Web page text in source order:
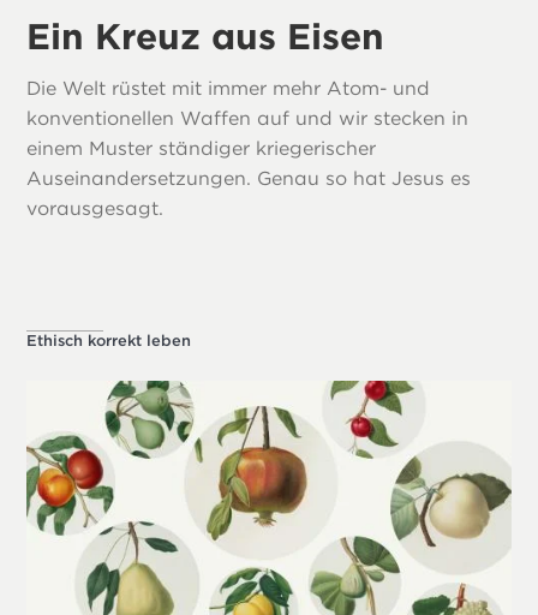
Ein Kreuz aus Eisen
Die Welt rüstet mit immer mehr Atom- und
konventionellen Waffen auf und wir stecken in
einem Muster ständiger kriegerischer
Auseinandersetzungen. Genau so hat Jesus es
vorausgesagt.
Ethisch korrekt leben